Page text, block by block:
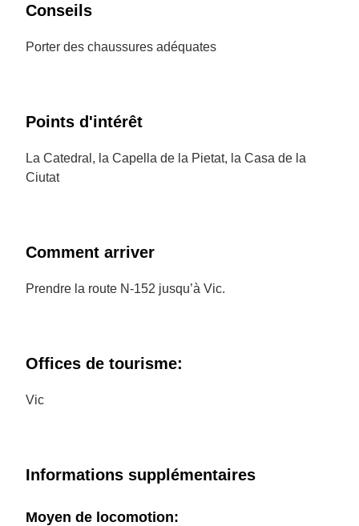
Conseils
Porter des chaussures adéquates
Points d'intérêt
La Catedral, la Capella de la Pietat, la Casa de la
Ciutat
Comment arriver
Prendre la route N-152 jusqu’à Vic.
Offices de tourisme:
Vic
Informations supplémentaires
Moyen de locomotion: